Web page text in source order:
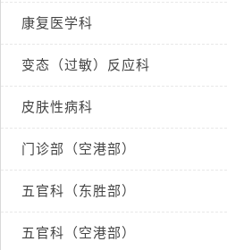
康复医学科
变态（过敏）反应科
皮肤性病科
门诊部（空港部）
五官科（东胜部）
五官科（空港部）